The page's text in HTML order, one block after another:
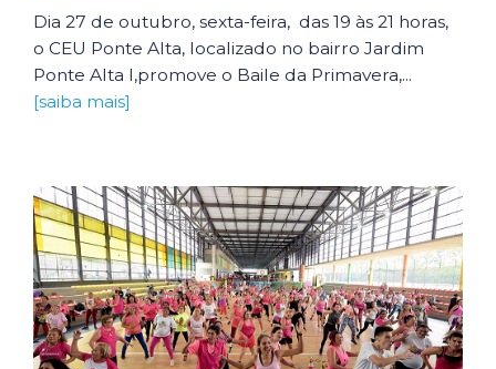
Dia 27 de outubro, sexta-feira, das 19 às 21 horas,
o CEU Ponte Alta, localizado no bairro Jardim
Ponte Alta I,promove o Baile da Primavera,...
[saiba mais]